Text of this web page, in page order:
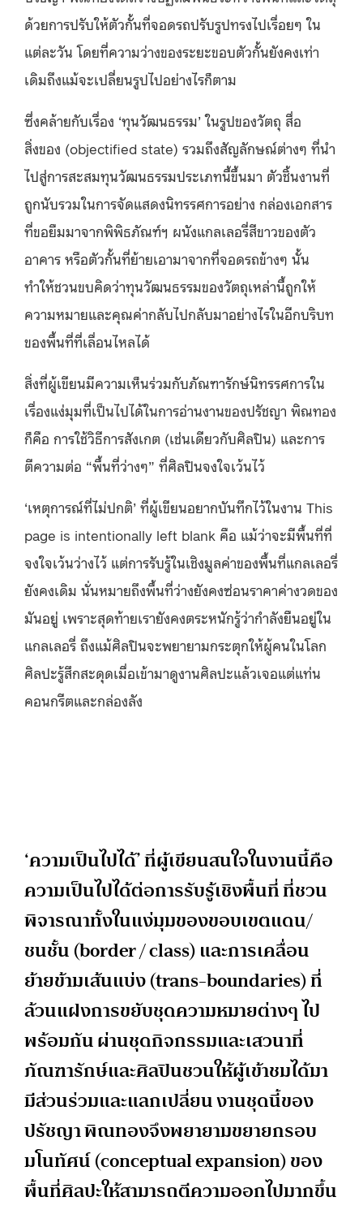
ด้วยการปรับให้ตัวกั้นที่จอดรถปรับรูปทรงไปเรื่อยๆ ใน
แต่ละวัน โดยที่ความว่างของระยะขอบตัวกั้นยังคงเท่า
เดิมถึงแม้จะเปลี่ยนรูปไปอย่างไรก็ตาม
ซึ่งคล้ายกับเรื่อง ‘ทุนวัฒนธรรม’ ในรูปของวัตถุ สื่อ
สิ่งของ (objectified state) รวมถึงสัญลักษณ์ต่างๆ ที่นำ
ไปสู่การสะสมทุนวัฒนธรรมประเภทนี้ขึ้นมา ตัวชิ้นงานที่
ถูกนับรวมในการจัดแสดงนิทรรศการอย่าง กล่องเอกสาร
ที่ขอยืมมาจากพิพิธภัณฑ์ฯ ผนังแกลเลอรี่สีขาวของตัว
อาคาร หรือตัวกั้นที่ย้ายเอามาจากที่จอดรถข้างๆ นั้น
ทำให้ชวนขบคิดว่าทุนวัฒนธรรมของวัตถุเหล่านี้ถูกให้
ความหมายและคุณค่ากลับไปกลับมาอย่างไรในอีกบริบท
ของพื้นที่ที่เลื่อนไหลได้
สิ่งที่ผู้เขียนมีความเห็นร่วมกับภัณฑารักษ์นิทรรศการใน
เรื่องแง่มุมที่เป็นไปได้ในการอ่านงานของปรัชญา พิณทอง
ก็คือ การใช้วิธีการสังเกต (เช่นเดียวกับศิลปิน) และการ
ตีความต่อ “พื้นที่ว่างๆ” ที่ศิลปินจงใจเว้นไว้
‘เหตุการณ์ที่ไม่ปกติ’ ที่ผู้เขียนอยากบันทึกไว้ในงาน This
page is intentionally left blank คือ แม้ว่าจะมีพื้นที่ที่
จงใจเว้นว่างไว้ แต่การรับรู้ในเชิงมูลค่าของพื้นที่แกลเลอรี่
ยังคงเดิม นั่นหมายถึงพื้นที่ว่างยังคงซ่อนราคาค่างวดของ
มันอยู่ เพราะสุดท้ายเรายังคงตระหนักรู้ว่ากำลังยืนอยู่ใน
แกลเลอรี่ ถึงแม้ศิลปินจะพยายามกระตุกให้ผู้คนในโลก
ศิลปะรู้สึกสะดุดเมื่อเข้ามาดูงานศิลปะแล้วเจอแต่แท่น
คอนกรีตและกล่องลัง
‘ความเป็นไปได้’ ที่ผู้เขียนสนใจในงานนี้คือ
ความเป็นไปได้ต่อการรับรู้เชิงพื้นที่ ที่ชวน
พิจารณาทั้งในแง่มุมของขอบเขตแดน/
ชนชั้น (border / class) และการเคลื่อน
ย้ายข้ามเส้นแบ่ง (trans-boundaries) ที่
ล้วนแฝงการขยับชุดความหมายต่างๆ ไป
พร้อมกัน ผ่านชุดกิจกรรมและเสวนาที่
ภัณฑารักษ์และศิลปินชวนให้ผู้เข้าชมได้มา
มีส่วนร่วมและแลกเปลี่ยน งานชุดนี้ของ
ปรัชญา พิณทองจึงพยายามขยายกรอบ
มโนทัศน์ (conceptual expansion) ของ
พื้นที่ศิลปะให้สามารถตีความออกไปมากขึ้น